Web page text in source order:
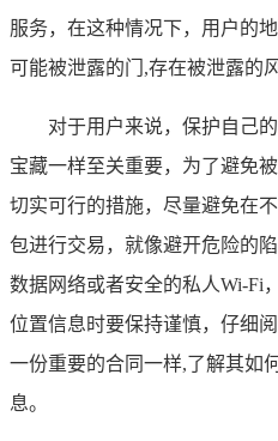
服务，在这种情况下，用户的
可能被泄露的门,存在被泄露的风
对于用户来说，保护自己
宝藏一样至关重要，为了避免
切实可行的措施，尽量避免在
包进行交易，就像避开危险的
数据网络或者安全的私人Wi-Fi
位置信息时要保持谨慎，仔细
一份重要的合同一样,了解其如
息。